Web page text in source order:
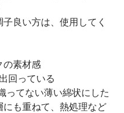
良い方は、使用してく
の素材感
回っている
ってない薄い綿状にした
にも重ねて、熱処理など